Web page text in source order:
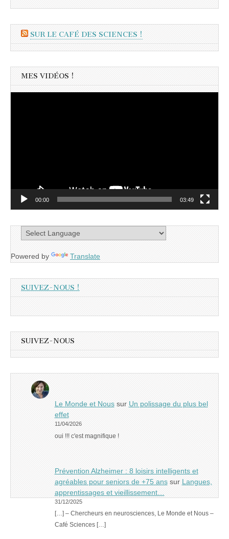
SUR LE CAFÉ DES SCIENCES !
MES VIDÉOS !
00:00 03:49
Powered by Translate
SUIVEZ-NOUS !
SUIVEZ-NOUS
Le Monde et Noussur Un polissage du plus bel
effet
11/04/2026
oui !!! c'est magnifique !
Prévention Alzheimer : 8 loisirs intelligents et
agréables pour seniors de +75 anssur Langues,
apprentissages et vieillissement…
31/12/2025
[…] – Chercheurs en neurosciences, Le Monde et Nous –
Café Sciences […]